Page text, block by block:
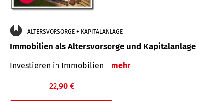
ALTERSVORSORGE + KAPITALANLAGE
Immobilien als Altersvorsorge und Kapitalanlage
Investieren in Immobilien mehr
22,90 €